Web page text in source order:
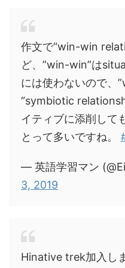
作文で“win-win
ど、”win-win”は
には使わないので、
“symbiotic
イティブに添削して
とって多いですね。
— 英語学習マン
3, 2019
Hinative trek加入し